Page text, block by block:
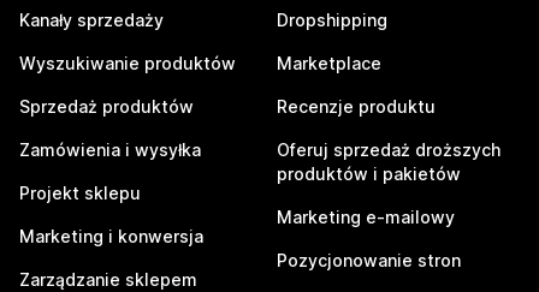
Kanały sprzedaży
Wyszukiwanie produktów
Sprzedaż produktów
Zamówienia i wysyłka
Projekt sklepu
Marketing i konwersja
Zarządzanie sklepem
Dropshipping
Marketplace
Recenzje produktu
Oferuj sprzedaż droższych
produktów i pakietów
Marketing e-mailowy
Pozycjonowanie stron